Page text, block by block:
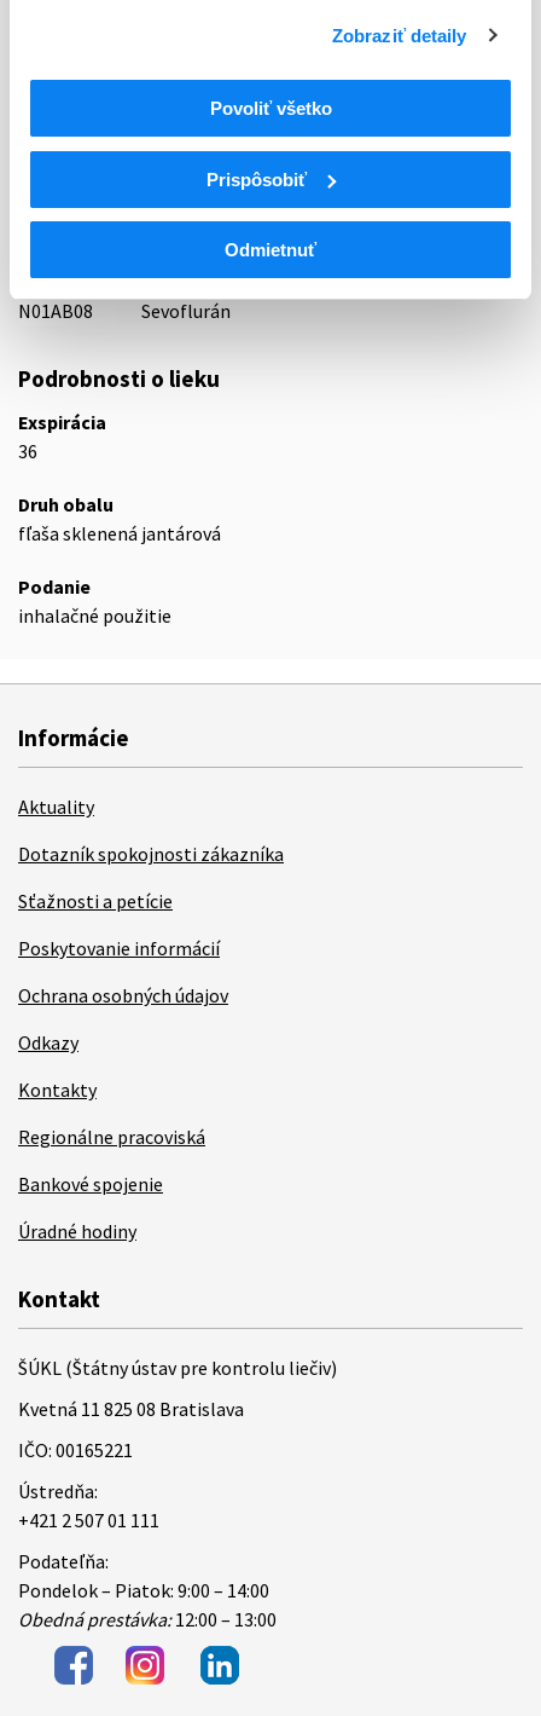
Zobraziť detaily
Povoliť všetko
Prispôsobiť
Odmietnuť
05 - ANAESTHETICA (CELKOVÉ)
N01
Anestetiká
Celkové anestetiká
N01AB
Halogénované uhľovodíky
N01AB08
Sevoflurán
Podrobnosti o lieku
Exspirácia
36
Druh obalu
fľaša sklenená jantárová
Podanie
inhalačné použitie
Informácie
Aktuality
Dotazník spokojnosti zákazníka
Sťažnosti a petície
Poskytovanie informácií
Ochrana osobných údajov
Odkazy
Kontakty
Regionálne pracoviská
Bankové spojenie
Úradné hodiny
Kontakt
ŠÚKL (Štátny ústav pre kontrolu liečiv)
Kvetná 11 825 08 Bratislava
IČO: 00165221
Ústredňa:
+421 2 507 01 111
Podateľňa:
Pondelok – Piatok: 9:00 – 14:00
Obedná prestávka:12:00 – 13:00